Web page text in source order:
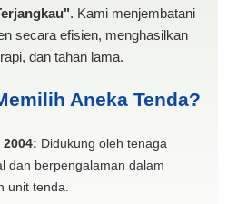
. Kami menjembatani
secara efisien, menghasilkan
dan tahan lama.
Aneka Tenda?
2004: Didukung oleh tenaga
dan berpengalaman dalam
unit tenda.